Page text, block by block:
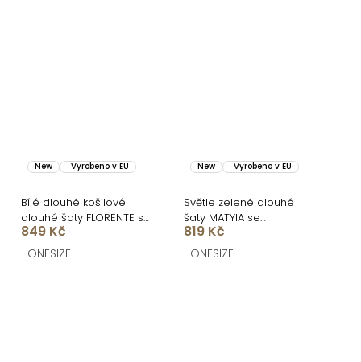
New Vyrobeno v EU
Bílé dlouhé košilové
dlouhé šaty FLORENTE s
páskem
849 Kč
ONESIZE
New Vyrobeno v EU
Světle zelené dlouhé
šaty MATYIA se
zavazováním
819 Kč
ONESIZE